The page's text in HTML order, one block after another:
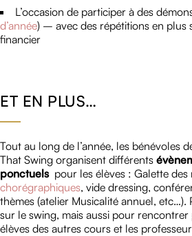
L’occasion de participer à des
d’année) – avec des répétitions en plus
financier
ET EN PLUS…
Tout au long de l’année, les bénévoles
That Swing organisent différents
ponctuelspour les élèves : Galette des
chorégraphiques, vide dressing,
thèmes (atelier Musicalité annuel,
sur le swing, mais aussi pour
élèves des autres cours et les